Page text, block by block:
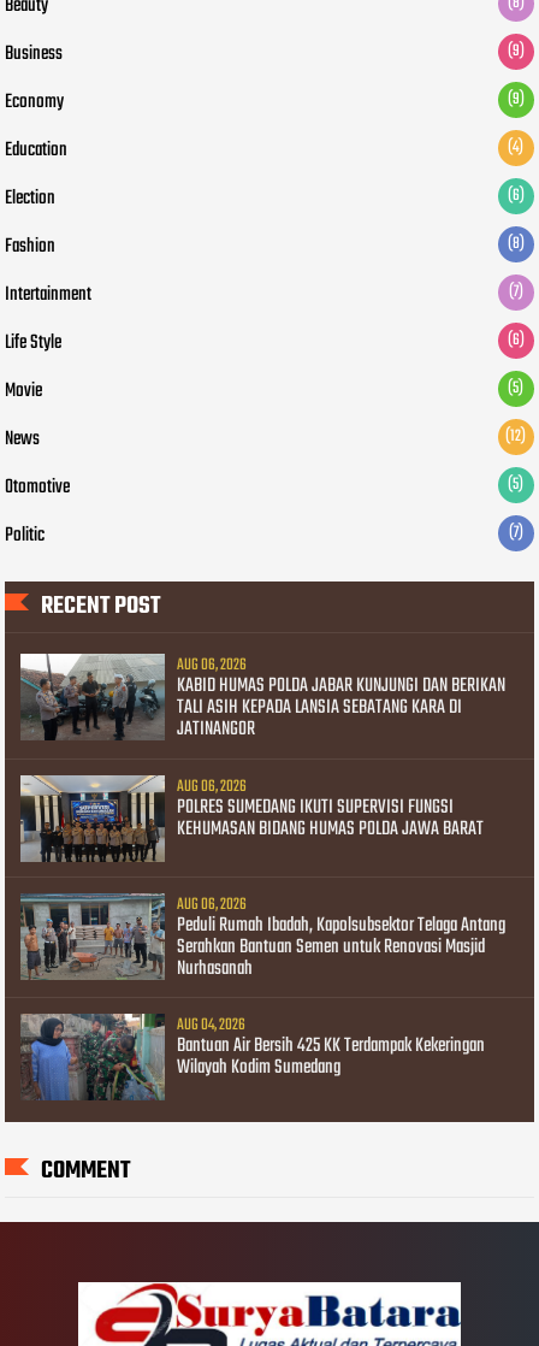
Business (9)
Economy (9)
Education (4)
Election (6)
Fashion (8)
Intertainment (7)
Life Style (6)
Movie (5)
News (12)
Otomotive (5)
Politic (7)
RECENT POST
AUG 06, 2026
KABID HUMAS POLDA JABAR KUNJUNGI DAN BERIKAN
TALI ASIH KEPADA LANSIA SEBATANG KARA DI
JATINANGOR
AUG 06, 2026
POLRES SUMEDANG IKUTI SUPERVISI FUNGSI
KEHUMASAN BIDANG HUMAS POLDA JAWA BARAT
AUG 06, 2026
Peduli Rumah Ibadah, Kapolsubsektor Telaga Antang
Serahkan Bantuan Semen untuk Renovasi Masjid
Nurhasanah
AUG 04, 2026
Bantuan Air Bersih 425 KK Terdampak Kekeringan
Wilayah Kodim Sumedang
COMMENT